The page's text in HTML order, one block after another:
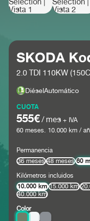
SKODA
2.0 TDI 110KW
DiéselAutomático
CUOTA
555€/ mes + IVA
60meses. 10.000km /
Permanencia
36 meses
48 meses 60
Kilómetros incluidos
10.000 km 15.000 km
40.000 km
Color